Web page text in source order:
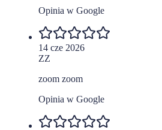
Opinia w Google
14 cze 2026
ZZ
zoom zoom
Opinia w Google